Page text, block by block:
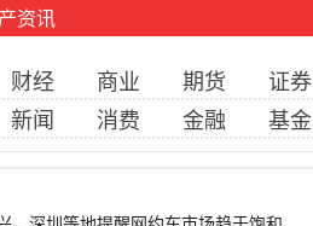
资讯
财经 商业 期货 证券
新闻
消费 金融 基金